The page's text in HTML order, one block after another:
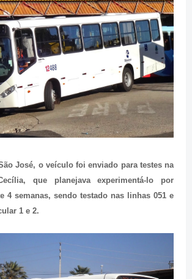
José, o veículo foi enviado para testes na
que planejava experimentá-lo por
4 semanas, sendo testado nas linhas 051 e
1 e 2.